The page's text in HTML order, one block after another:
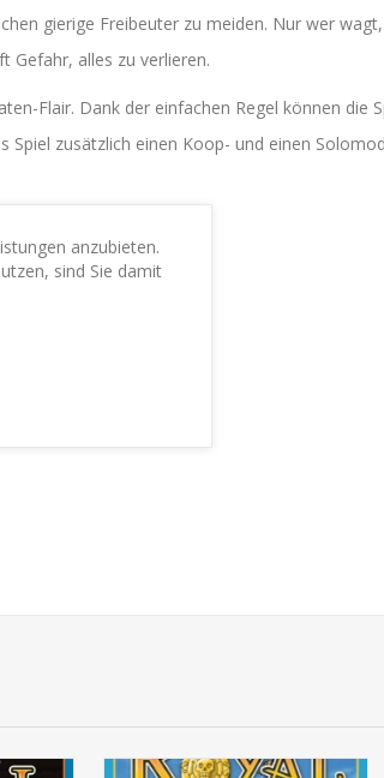
gierige Freibeuter zu meiden. Nur wer
Gefahr, alles zu verlieren.
Flair. Dank der einfachen Regel können die
zusätzlich einen Koop- und einen
anzubieten.
sind Sie damit